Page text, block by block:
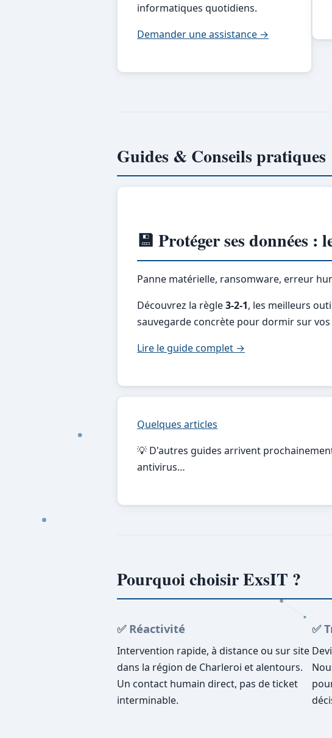
informatiques quotidiens.
Demander une assistance →
Guides & Conseils pratiques
💾 Protéger ses données :
Panne matérielle, ransomware, erreur
Découvrez la règle3-2-1, les meilleurs
sauvegarde concrète pour dormir sur vos
Lire le guide complet →
Quelques articles
💡 D'autres guides arrivent
antivirus…
Pourquoi choisir ExsIT ?
✅ Réactivité
Intervention rapide, à distance ou sur site
dans la région de Charleroi et alentours.
Un contact humain direct, pas de ticket
interminable.
✅